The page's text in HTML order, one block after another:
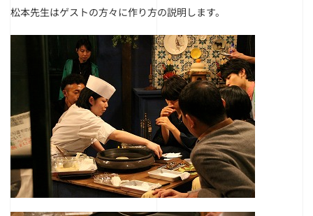
松本先生はゲストの方々に作り方の説明します。